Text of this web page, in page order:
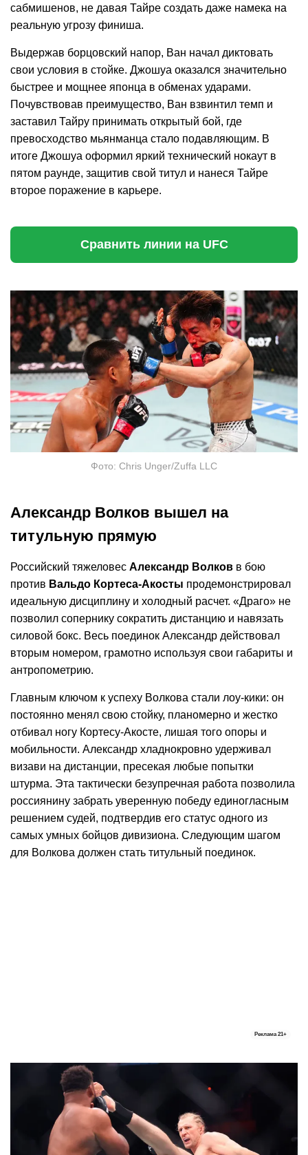
сабмишенов, не давая Тайре создать даже намека на
реальную угрозу финиша.
Выдержав борцовский напор, Ван начал диктовать
свои условия в стойке. Джошуа оказался значительно
быстрее и мощнее японца в обменах ударами.
Почувствовав преимущество, Ван взвинтил темп и
заставил Тайру принимать открытый бой, где
превосходство мьянманца стало подавляющим. В
итоге Джошуа оформил яркий технический нокаут в
пятом раунде, защитив свой титул и нанеся Тайре
второе поражение в карьере.
Сравнить линии на UFC
Фото: Chris Unger/Zuffa LLC
Александр Волков вышел на
титульную прямую
Российский тяжеловес Александр Волков в бою
против Вальдо Кортеса-Акосты продемонстрировал
идеальную дисциплину и холодный расчет. «Драго» не
позволил сопернику сократить дистанцию и навязать
силовой бокс. Весь поединок Александр действовал
вторым номером, грамотно используя свои габариты и
антропометрию.
Главным ключом к успеху Волкова стали лоу-кики: он
постоянно менял свою стойку, планомерно и жестко
отбивал ногу Кортесу-Акосте, лишая того опоры и
мобильности. Александр хладнокровно удерживал
визави на дистанции, пресекая любые попытки
штурма. Эта тактически безупречная работа позволила
россиянину забрать уверенную победу единогласным
решением судей, подтвердив его статус одного из
самых умных бойцов дивизиона. Следующим шагом
для Волкова должен стать титульный поединок.
Реклама 21+